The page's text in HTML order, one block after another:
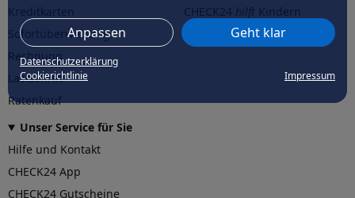
Anpassen Geht klar
Datenschutzerklärung
Cookierichtlinie
Impressum
Sofortüberweisung
Rechnung
Lastschrift
Ratenkauf
CHECK24hilftder Natur
Unser Service für Sie
Hilfe und Kontakt
CHECK24 App
CHECK24 Gutscheine